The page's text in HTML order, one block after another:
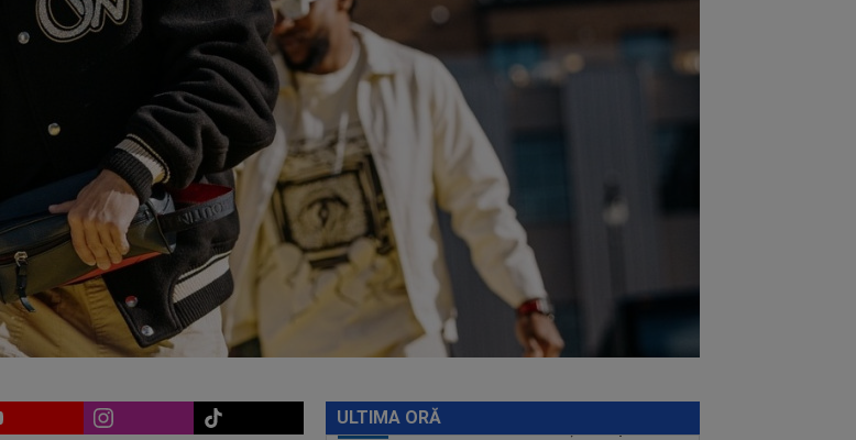
ULTIMA ORĂ
convins, după ce Marius Șumudică a
bătut palma cu CFR Cluj
15:35
VIDEO
Chindia Târgoviște -
Metaloglobus, 16:30, pe Digi Sport 1.
Ultimul meci al...
15:30
Ștefania Uță, în finală la Mondialul
U20! Românca luptă pentru AUR. Când e
cursa
15:06
Sepsi - FCSB | LIVE VIDEO, luni,
21:30, DGS 1. Roș-albaștrii, ”ca acasă”
la...
14:59
De nicăieri! Președintele unui
club din SuperLigă, ”pariu nebun”: ”Când
face...
Presa din Portugalia a fost atentă
la Dinamo - Voluntari 4-0 și a scris
Raphinha